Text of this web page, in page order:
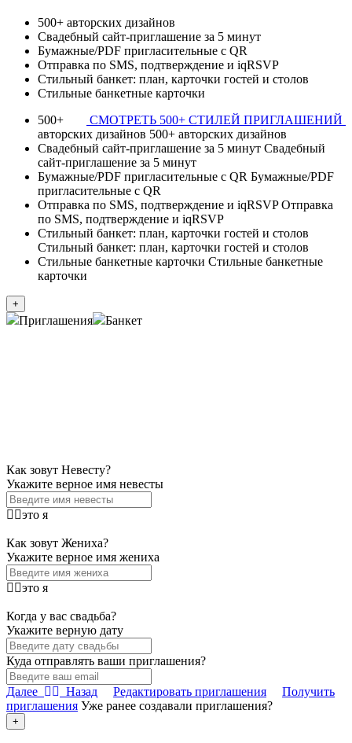
500+ авторских дизайнов
Свадебный сайт-приглашение за 5 минут
Бумажные/PDF пригласительные с QR
Отправка по SMS, подтверждение и iqRSVP
Стильный банкет: план, карточки гостей и столов
Стильные банкетные карточки
СМОТРЕТЬ 500+ СТИЛЕЙ ПРИГЛАШЕНИЙ
500+
авторских дизайнов 500+ авторских дизайнов
Свадебный сайт-приглашение за 5 минут Свадебный
сайт-приглашение за 5 минут
Бумажные/PDF пригласительные с QR Бумажные/PDF
пригласительные с QR
Отправка по SMS, подтверждение и iqRSVP Отправка
по SMS, подтверждение и iqRSVP
Стильный банкет: план, карточки гостей и столов
Стильный банкет: план, карточки гостей и столов
Стильные банкетные карточки Стильные банкетные
карточки
+
Приглашения Банкет
Как зовут Невесту?
Укажите верное имя невесты
это я
Как зовут Жениха?
Укажите верное имя жениха
это я
Когда у вас свадьба?
Укажите верную дату
Куда отправлять ваши приглашения?
Далее Назад Редактировать приглашения
Получить
приглашения Уже ранее создавали приглашения?
+